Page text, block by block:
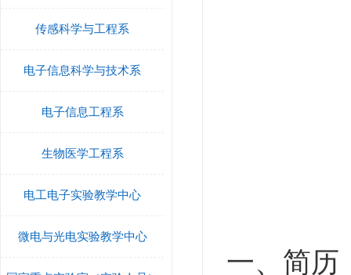
传感科学与工程系
电子信息科学与技术系
电子信息工程系
生物医学工程系
电工电子实验教学中心
微电与光电实验教学中心
一、简历